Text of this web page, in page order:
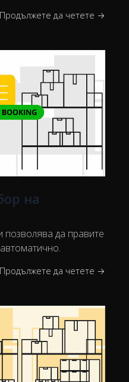
Продължете да четете →
на
позволява да правите
Продължете да четете →